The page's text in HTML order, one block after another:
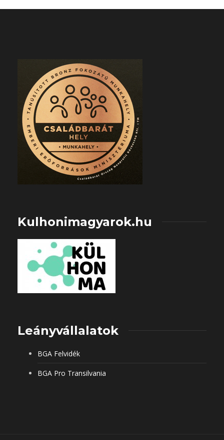
Kulhonimagyarok.hu
Leányvállalatok
BGA Felvidék
BGA Pro Transilvania